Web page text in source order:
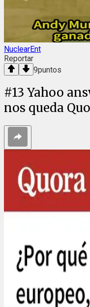
NuclearEnt
Reportar
9puntos
#13 Yahoo
nos queda